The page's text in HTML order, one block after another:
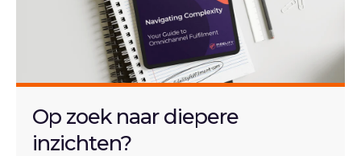
Op zoek naar diepere
inzichten?